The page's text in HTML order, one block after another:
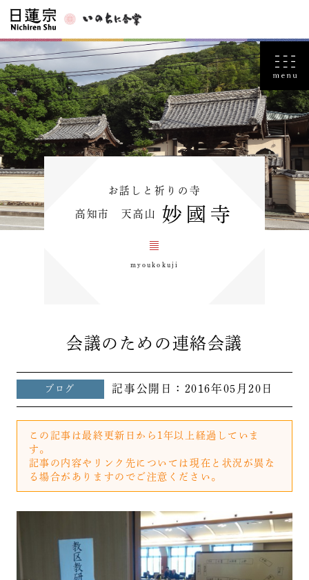
お話しと祈りの寺
高知市 天高山 妙國寺
myoukokuji
会議のための連絡会議
ブログ 記事公開日： 2016年05月20日
この記事は最終更新日から1年以上経過していま
す。
記事の内容やリンク先については現在と状況が異な
る場合がありますのでご注意ください。